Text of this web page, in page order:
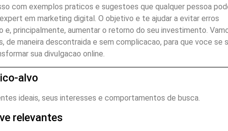
com exemplos praticos e sugestoes que qualquer pessoa
em marketing digital. O objetivo e te ajudar a evitar erros
e, principalmente, aumentar o retorno do seu investimento.
de maneira descontraida e sem complicacao, para que voce se
sua divulgacao online.
alvo
ideais, seus interesses e comportamentos de busca.
relevantes